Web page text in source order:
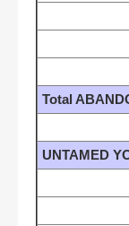
Total
UNTAMED